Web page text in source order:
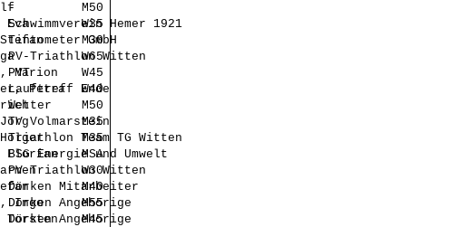
-
M50
Eva
Schwimmverein Hemer 1921
W35
Tintometer GmbH
M30
PV-Triathlon Witten
W65
Marion
PVT
W45
Petra
Lauftreff Ende
W40
Wetter
M50
TV Volmarstein
M35
Triathlon Team TG Witten
M35
BSG Energie und Umwelt
MSA
PV-Triathlon Witten
W30
Dörken Mitarbeiter
M40
Ingo
Dörken Angehörige
M55
Torsten
Dörken Angehörige
M45